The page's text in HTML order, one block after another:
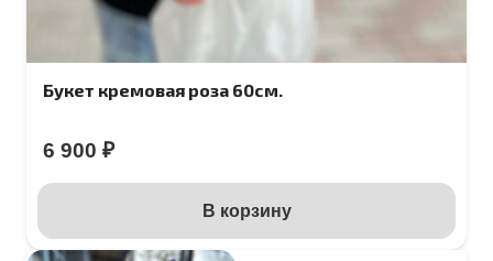
Букет кремовая роза 60см.
6 900 ₽
В корзину